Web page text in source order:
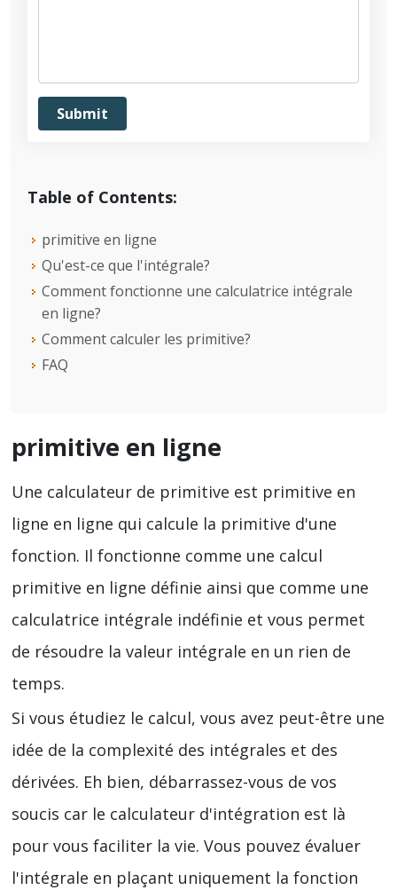
Table of Contents:
primitive en ligne
Qu'est-ce que l'intégrale?
Comment fonctionne une calculatrice intégrale
en ligne?
Comment calculer les primitive?
FAQ
primitive en ligne
Une calculateur de primitive est primitive en
ligne en ligne qui calcule la primitive d'une
fonction. Il fonctionne comme une calcul
primitive en ligne définie ainsi que comme une
calculatrice intégrale indéfinie et vous permet
de résoudre la valeur intégrale en un rien de
temps.
Si vous étudiez le calcul, vous avez peut-être une
idée de la complexité des intégrales et des
dérivées. Eh bien, débarrassez-vous de vos
soucis car le calculateur d'intégration est là
pour vous faciliter la vie. Vous pouvez évaluer
l'intégrale en plaçant uniquement la fonction